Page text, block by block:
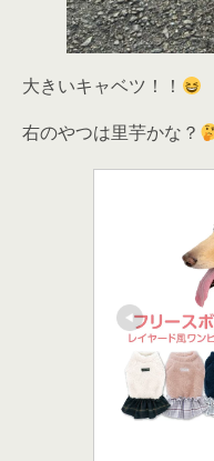
大きいキャベツ！！
右のやつは里芋かな？